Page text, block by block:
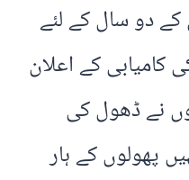
کے دو سال کے لئے
کامیابی کے اعلان
نے ڈھول کی
پھولوں کے ہار